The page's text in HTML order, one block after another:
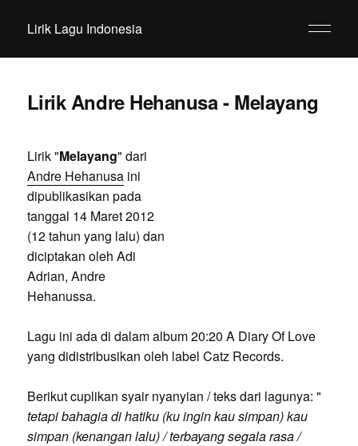
Lirik Lagu Indonesia
Lirik Andre Hehanusa - Melayang
Lirik "Melayang" dari
Andre Hehanusaini
dipublikasikan pada
tanggal 14 Maret 2012
(12 tahun yang lalu) dan
diciptakan oleh Adi
Adrian, Andre
Hehanussa.
Lagu ini ada di dalam album 20:20 A Diary Of Love
yang didistribusikan oleh label Catz Records.
Berikut cuplikan syair nyanyian / teks dari lagunya: "
tetapi bahagia di hatiku (ku ingin kau simpan) kau
simpan (kenangan lalu) / terbayang segala rasa /